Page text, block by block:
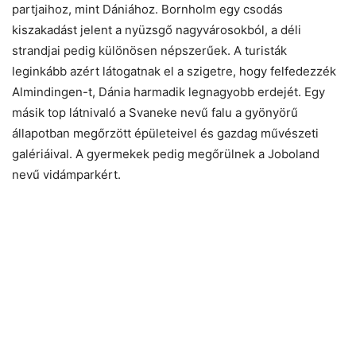
partjaihoz, mint Dániához. Bornholm egy csodás
kiszakadást jelent a nyüzsgő nagyvárosokból, a déli
strandjai pedig különösen népszerűek. A turisták
leginkább azért látogatnak el a szigetre, hogy felfedezzék
Almindingen-t, Dánia harmadik legnagyobb erdejét. Egy
másik top látnivaló a Svaneke nevű falu a gyönyörű
állapotban megőrzött épületeivel és gazdag művészeti
galériáival. A gyermekek pedig megőrülnek a Joboland
nevű vidámparkért.